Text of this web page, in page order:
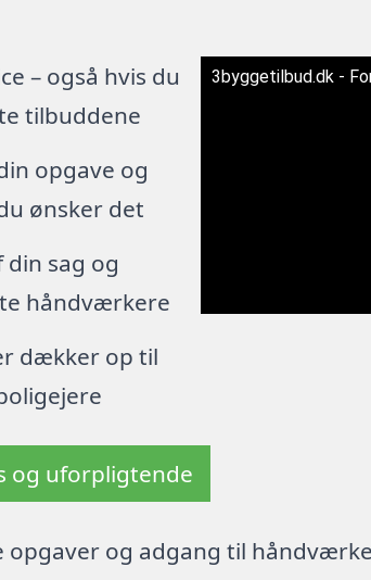
– også hvis du
tilbuddene
opgave og
ønsker det
sag og
håndværkere
dækker op til
3byggetilbud.dk -
og uforpligtende
opgaver og adgang til